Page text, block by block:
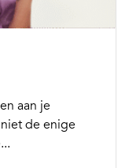
aan je
de enige